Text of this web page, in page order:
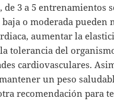
de 3 a 5 entrenamientos
o moderada pueden
aumentar la
tolerancia del
cardiovasculares.
un peso
recomendación para